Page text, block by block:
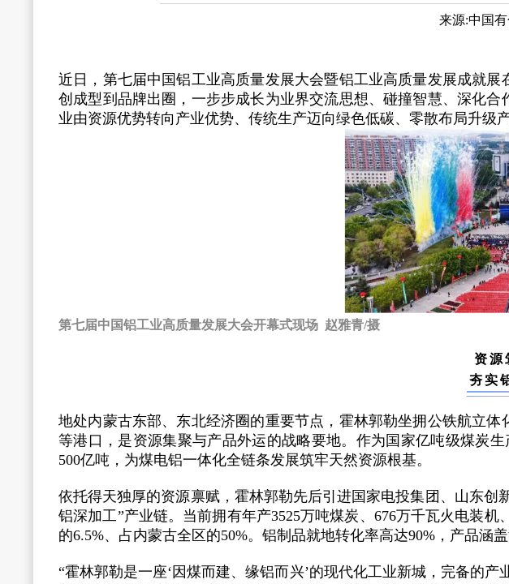
来源:中国
近日，第七届中国铝工业高质量发展大会暨铝工业高质量发展成就
创成型到品牌出圈，一步步成长为业界交流思想、碰撞智慧、深化
业由资源优势转向产业优势、传统生产迈向绿色低碳、零散布局升级
第七届中国铝工业高质量发展大会开幕式现场 赵雅青/摄
资源
夯实
地处内蒙古东部、东北经济圈的重要节点，霍林郭勒坐拥公铁航立
等港口，是资源集聚与产品外运的战略要地。作为国家亿吨级煤炭
500亿吨，为煤电铝一体化全链条发展筑牢天然资源根基。
依托得天独厚的资源禀赋，霍林郭勒先后引进国家电投集团、山东
铝深加工”产业链。当前拥有年产3525万吨煤炭、676万千瓦火电装
的6.5%、占内蒙古全区的50%。铝制品就地转化率高达90%，产品涵
“霍林郭勒是一座‘因煤而建、缘铝而兴’的现代化工业新城，完备的